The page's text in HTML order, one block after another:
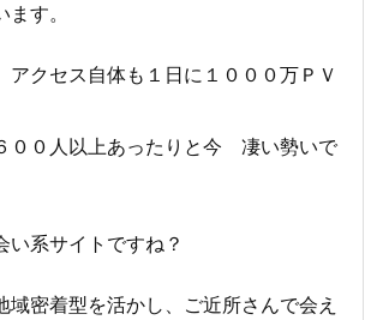
す。
アクセス自体も１日に１０００万ＰＶ
００人以上あったりと今 凄い勢いで
い系サイトですね？
域密着型を活かし、ご近所さんで会え